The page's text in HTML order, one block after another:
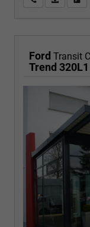
Ford Transit
Trend